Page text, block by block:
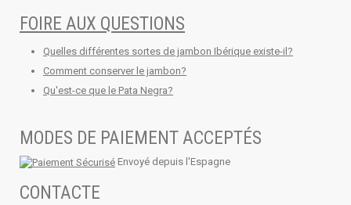
FOIRE AUX QUESTIONS
Quelles différentes sortes de jambon Ibérique existe-il?
Comment conserver le jambon?
Qu'est-ce que le Pata Negra?
MODES DE PAIEMENT ACCEPTÉS
Envoyé depuis l'Espagne
CONTACTE